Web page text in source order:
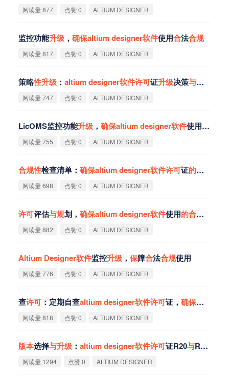
阅读量 877 点赞 0 ALTIUM DESIGNER
监控功能升级 ， 确保altiumdesigner软件使用合法合规
阅读量 817 点赞 0 ALTIUM DESIGNER
策略性升级 ： altiumdesigner软件许可证升级决策与规
阅读量 747 点赞 0 ALTIUM DESIGNER
LicOMS监控功能升级 ， 确保altiumdesigner软件使用合
阅读量 755 点赞 0 ALTIUM DESIGNER
合规性检查清单： 确保altiumdesigner软件许可证的完整
阅读量 698 点赞 0 ALTIUM DESIGNER
许可评估与规划， 确保altiumdesigner软件使用的合法
阅读量 882 点赞 0 ALTIUM DESIGNER
Altium Designer软件监控升级 ， 保障合法合规使用
阅读量 776 点赞 0 ALTIUM DESIGNER
查许可 ：定期自查altiumdesigner软件许可证， 确保合
阅读量 818 点赞 0 ALTIUM DESIGNER
版本选择与升级 ： altiumdesigner软件许可证R20与R21
阅读量 1294 点赞 0 ALTIUM DESIGNER